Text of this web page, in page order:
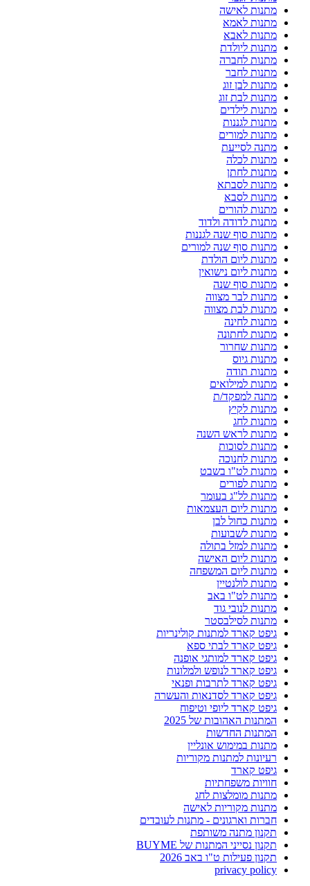
מתנות לאישה
מתנות לאמא
מתנות לאבא
מתנות ליולדת
מתנות לחברה
מתנות לחבר
מתנות לבן זוג
מתנות לבת זוג
מתנות לילדים
מתנות לגננות
מתנות למורים
מתנה לסייעת
מתנות לכלה
מתנות לחתן
מתנות לסבתא
מתנות לסבא
מתנות להורים
מתנות לדודה ולדוד
מתנות סוף שנה לגננות
מתנות סוף שנה למורים
מתנות ליום הולדת
מתנות ליום נישואין
מתנות סוף שנה
מתנות לבר מצווה
מתנות לבת מצווה
מתנות לחינה
מתנות לחתונה
מתנות שחרור
מתנות גיוס
מתנות תודה
מתנות למילואים
מתנה למפקד/ת
מתנות לקיץ
מתנות לחג
מתנות לראש השנה
מתנות לסוכות
מתנות לחנוכה
מתנות לט"ו בשבט
מתנות לפורים
מתנות לל"ג בעומר
מתנות ליום העצמאות
מתנות כחול לבן
מתנות לשבועות
מתנות למזל בתולה
מתנות ליום האישה
מתנות ליום המשפחה
מתנות לולנטיין
מתנות לט"ו באב
מתנות לנובי גוד
מתנות לסילבסטר
גיפט קארד למתנות קולינריות
גיפט קארד לבתי ספא
גיפט קארד למותגי אופנה
גיפט קארד לנופש ולמלונות
גיפט קארד לתרבות ופנאי
גיפט קארד לסדנאות והעשרה
גיפט קארד ליופי וטיפוח
המתנות האהובות של 2025
המתנות החדשות
מתנות במימוש אונליין
רעיונות למתנות מקוריות
גיפט קארד
חוויות משפחתיות
מתנות מומלצות לחג
מתנות מקוריות לאישה
חברות וארגונים - מתנות לעובדים
תקנון מתנה משותפת
תקנון נסייני המתנות של BUYME
תקנון פעילות ט"ו באב 2026
privacy policy